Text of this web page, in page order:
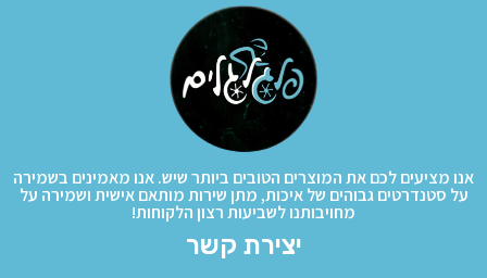
אנו מציעים לכם את המוצרים הטובים ביותר שיש. אנו מאמינים בשמירה
על סטנדרטים גבוהים של איכות, מתן שירות מותאם אישית ושמירה על
מחויבותנו לשביעות רצון הלקוחות!
יצירת קשר